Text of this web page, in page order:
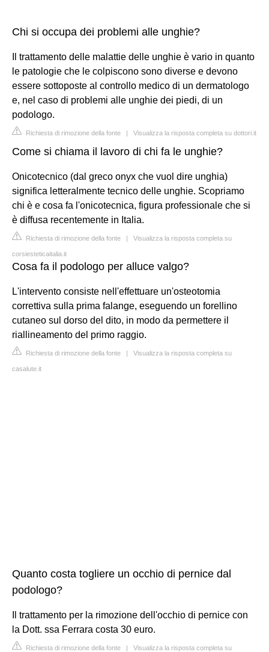
Chi si occupa dei problemi alle unghie?
Il trattamento delle malattie delle unghie è vario in quanto
le patologie che le colpiscono sono diverse e devono
essere sottoposte al controllo medico di un dermatologo
e, nel caso di problemi alle unghie dei piedi, di un
podologo.
Richiesta di rimozione della fonte | Visualizza la risposta completa su dottori.it
Come si chiama il lavoro di chi fa le unghie?
Onicotecnico (dal greco onyx che vuol dire unghia)
significa letteralmente tecnico delle unghie. Scopriamo
chi è e cosa fa l'onicotecnica, figura professionale che si
è diffusa recentemente in Italia.
Richiesta di rimozione della fonte | Visualizza la risposta completa su
corsiesteticaitalia.it
Cosa fa il podologo per alluce valgo?
L'intervento consiste nell'effettuare un'osteotomia
correttiva sulla prima falange, eseguendo un forellino
cutaneo sul dorso del dito, in modo da permettere il
riallineamento del primo raggio.
Richiesta di rimozione della fonte | Visualizza la risposta completa su
casalute.it
Quanto costa togliere un occhio di pernice dal
podologo?
Il trattamento per la rimozione dell'occhio di pernice con
la Dott. ssa Ferrara costa 30 euro.
Richiesta di rimozione della fonte | Visualizza la risposta completa su